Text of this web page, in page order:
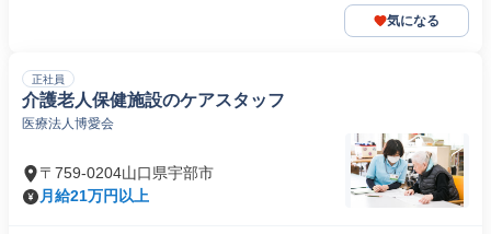
気になる
正社員
介護老人保健施設のケアスタッフ
医療法人博愛会
〒759-0204山口県宇部市
月給21万円以上